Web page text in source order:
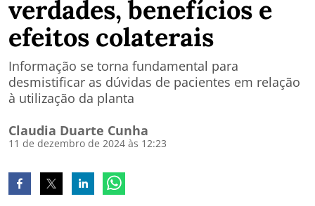
verdades, benefícios e
efeitos colaterais
Informação se torna fundamental para
desmistificar as dúvidas de pacientes em relação
à utilização da planta
Claudia Duarte Cunha
11 de dezembro de 2024 às 12:23